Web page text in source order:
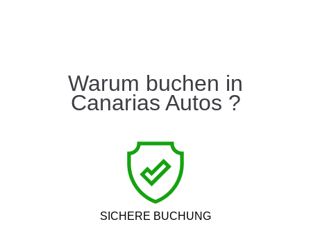
Warum buchen in
Canarias Autos ?
SICHERE BUCHUNG